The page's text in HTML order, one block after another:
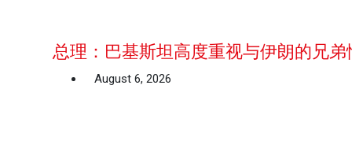
总理：巴基斯坦高度重视与伊朗的兄弟
August 6, 2026